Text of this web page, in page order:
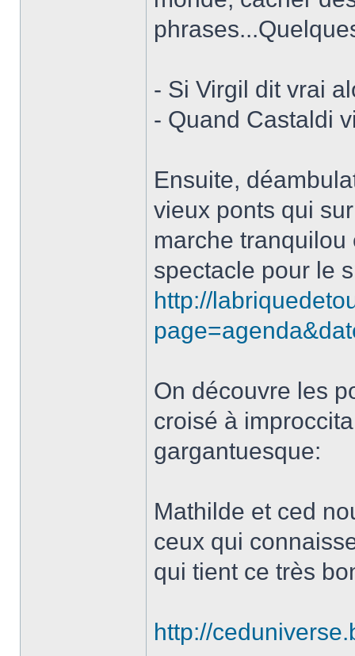
- Si Virgil dit vrai
- Quand Castaldi
Ensuite,
vieux ponts qui
marche
spectacle pour le
http://
On découvre les
croisé à
gargantuesque:
Mathilde et ced
ceux qui
qui tient ce très
http://